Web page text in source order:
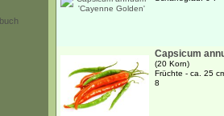
Capsicum
(20 Korn)
Früchte - ca. 25
8